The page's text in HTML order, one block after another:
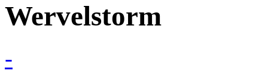
Wervelstorm
-